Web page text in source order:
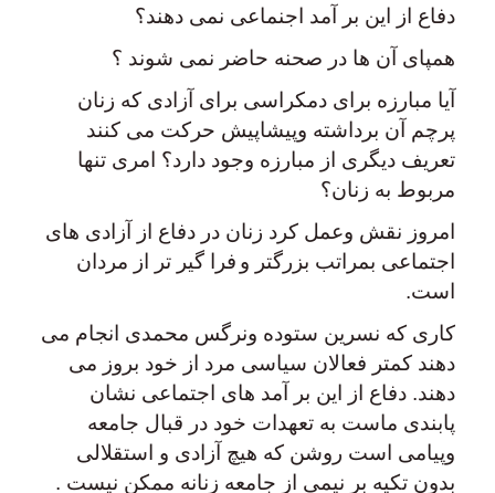
دفاع از این بر آمد اجنماعی نمی دهند؟
همپای آن ها در صحنه حاضر نمی شوند ؟
آیا مبارزه برای دمکراسی برای آزادی که زنان
پرچم آن برداشته وپیشاپیش حرکت می کنند
تعریف دیگری از مبارزه وجود دارد؟ امری تنها
مربوط به زنان؟
امروز نقش وعمل کرد زنان در دفاع از آزادی های
اجتماعی بمراتب بزرگتر و فرا گیر تر از مردان
است.
کاری که نسرین ستوده ونرگس محمدی انجام می
دهند کمتر فعالان سیاسی مرد از خود بروز می
دهند. دفاع از این بر آمد های اجتماعی نشان
پابندی ماست به تعهدات خود در قبال جامعه
وپیامی است روشن که هیچ آزادی و استقلالی
بدون تکیه بر نیمی از جامعه زنانه ممکن نیست .